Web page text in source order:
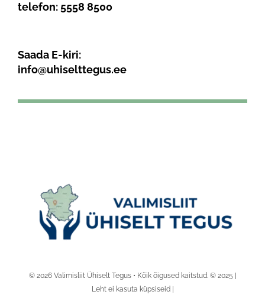
telefon: 5558 8500
Saada E-kiri:
info@uhiselttegus.ee
© 2026 Valimisliit Ühiselt Tegus • Kõik õigused kaitstud. © 2025 |
Leht ei kasuta küpsiseid |